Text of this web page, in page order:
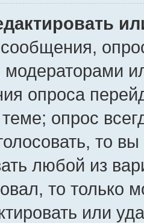
модераторами
опроса
опрос
то
любой из
то только
или